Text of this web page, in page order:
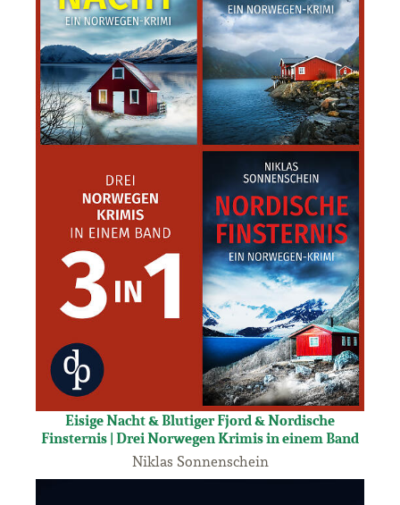
Eisige Nacht & Blutiger Fjord & Nordische
Finsternis | Drei Norwegen Krimis in einem Band
Niklas Sonnenschein